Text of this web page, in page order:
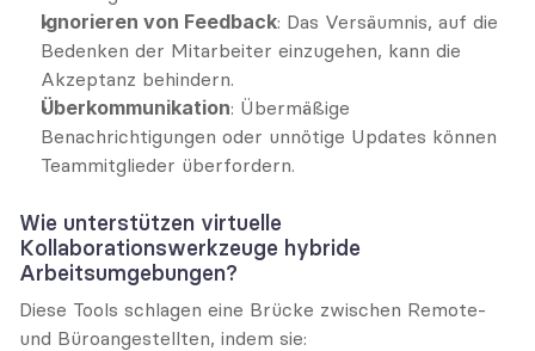
Ignorieren von Feedback: Das Versäumnis, auf die
Bedenken der Mitarbeiter einzugehen, kann die
Akzeptanz behindern.
Überkommunikation: Übermäßige
Benachrichtigungen oder unnötige Updates können
Teammitglieder überfordern.
Wie unterstützen virtuelle
Kollaborationswerkzeuge hybride
Arbeitsumgebungen?
Diese Tools schlagen eine Brücke zwischen Remote-
und Büroangestellten, indem sie: